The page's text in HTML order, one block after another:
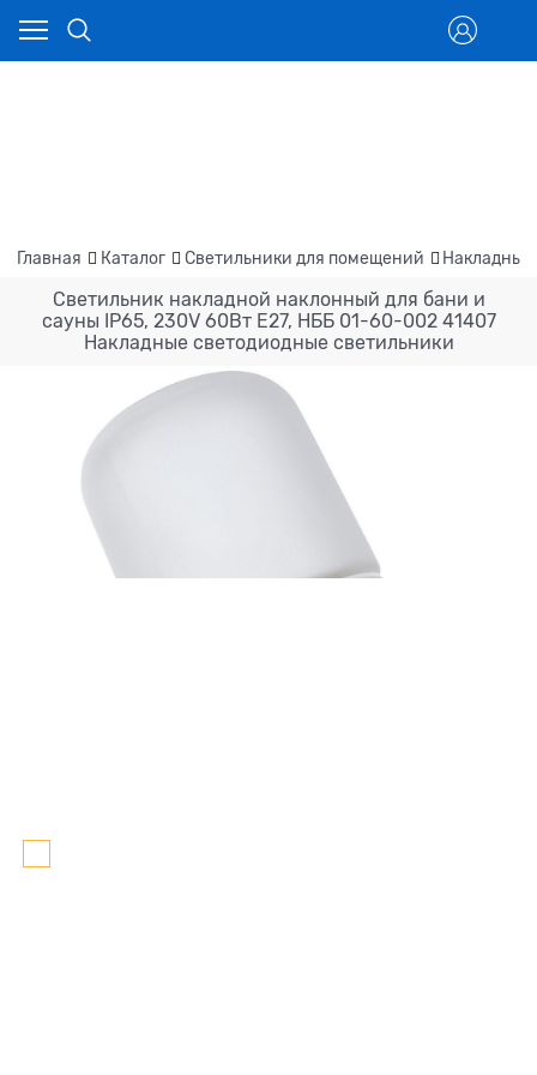
Главная Каталог Светильники для помещений
Светильник накладной наклонный для бани и
сауны IP65, 230V 60Вт Е27, НББ 01-60-002 41407
Накладные светодиодные светильники